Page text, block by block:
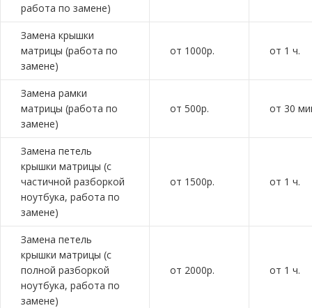
работа по замене)
Замена крышки
матрицы (работа по
замене)
от 1000р. от 1 ч.
Замена рамки
матрицы (работа по
замене)
от 500р. от 30
Замена петель
крышки матрицы (с
частичной разборкой
ноутбука, работа по
замене)
от 1500р. от 1 ч.
Замена петель
крышки матрицы (с
полной разборкой
ноутбука, работа по
замене)
от 2000р. от 1 ч.